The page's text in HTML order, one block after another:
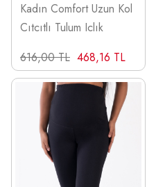
Kadın Comfort Uzun Kol
Cıtcıtlı Tulum Iclık
616,00 TL 468,16 TL